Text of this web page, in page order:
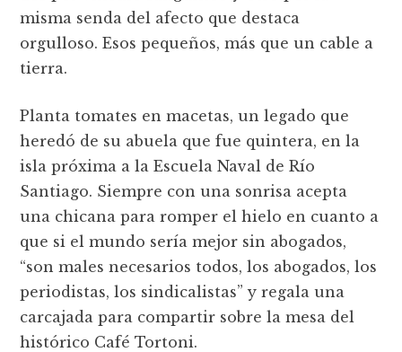
misma senda del afecto que destaca
orgulloso. Esos pequeños, más que un cable a
tierra.
Planta tomates en macetas, un legado que
heredó de su abuela que fue quintera, en la
isla próxima a la Escuela Naval de Río
Santiago. Siempre con una sonrisa acepta
una chicana para romper el hielo en cuanto a
que si el mundo sería mejor sin abogados,
“son males necesarios todos, los abogados, los
periodistas, los sindicalistas” y regala una
carcajada para compartir sobre la mesa del
histórico Café Tortoni.